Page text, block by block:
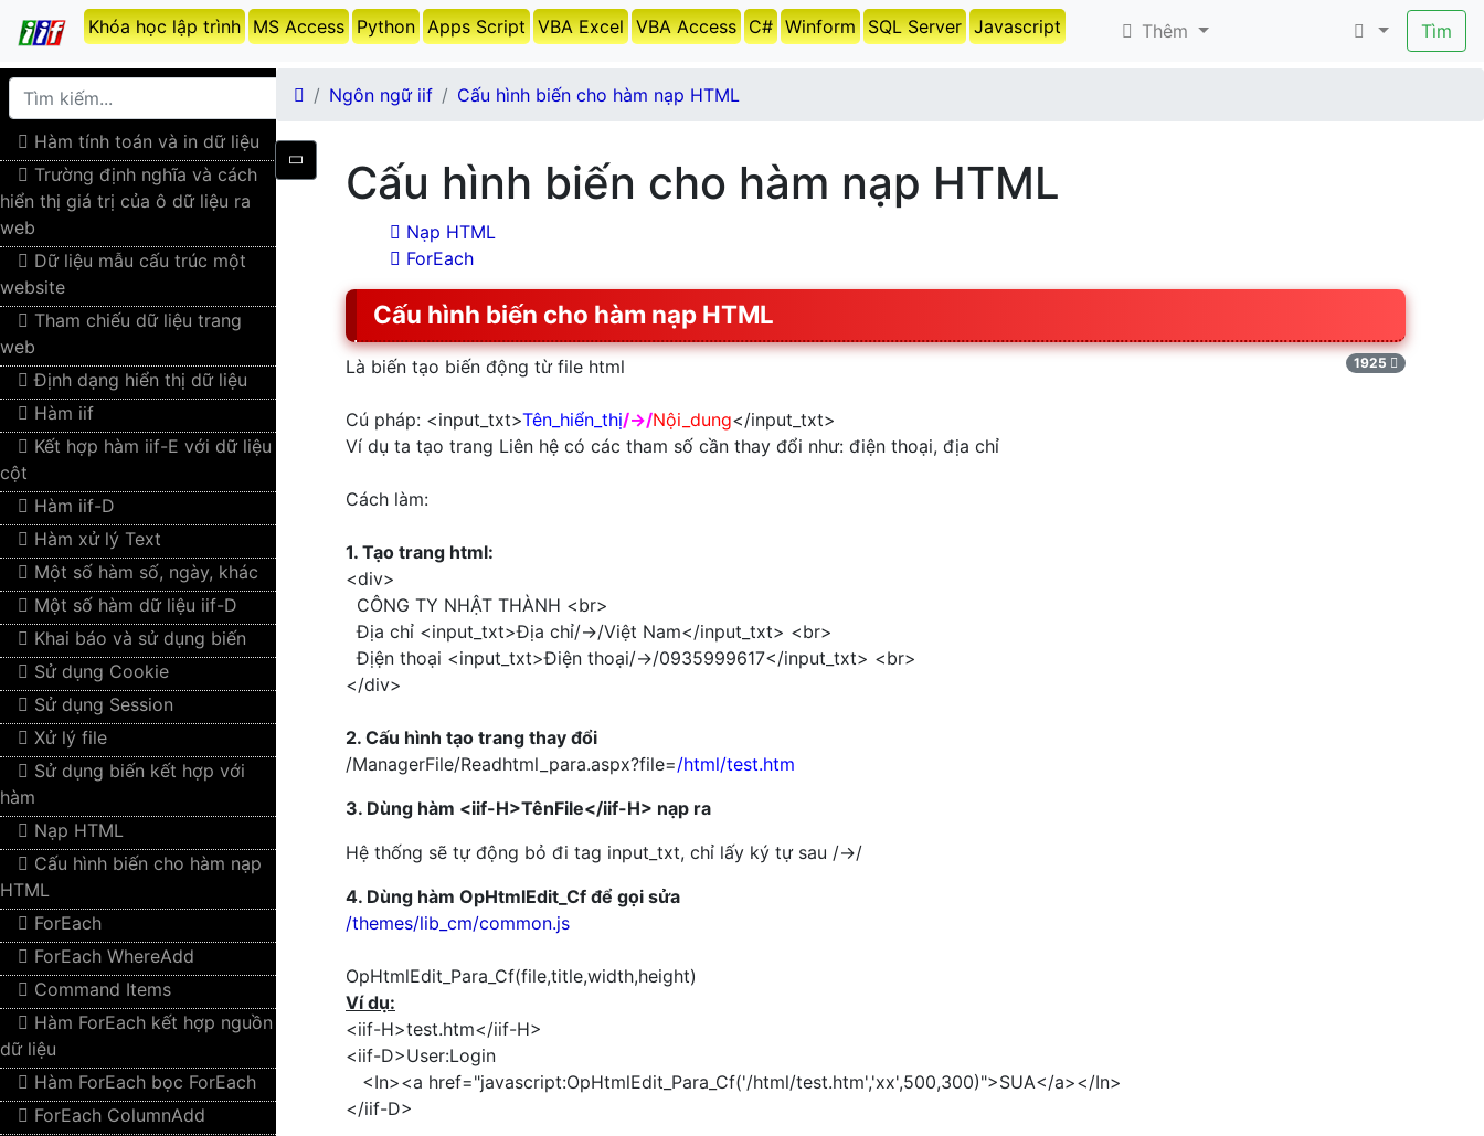
Khóa học lập trình MS Access Python Apps Script VBA Excel VBA Access C# Winform SQL Server Javascript Thêm Tìm
Hàm tính toán và in dữ liệu
Trường định nghĩa và cách
hiển thị giá trị của ô dữ liệu ra
web
Dữ liệu mẫu cấu trúc một
website
Tham chiếu dữ liệu trang
web
Định dạng hiển thị dữ liệu
Hàm iif
Kết hợp hàm iif-E với dữ liệu
cột
Hàm iif-D
Hàm xử lý Text
Một số hàm số, ngày, khác
Một số hàm dữ liệu iif-D
Khai báo và sử dụng biến
Sử dụng Cookie
Sử dụng Session
Xử lý file
Sử dụng biến kết hợp với
hàm
Nạp HTML
Cấu hình biến cho hàm nạp
HTML
ForEach
ForEach WhereAdd
Command Items
Hàm ForEach kết hợp nguồn
dữ liệu
Hàm ForEach bọc ForEach
ForEach ColumnAdd
Ngôn ngữ iif Cấu hình biến cho hàm nạp HTML
Cấu hình biến cho hàm nạp HTML
Nạp HTML
ForEach
Cấu hình biến cho hàm nạp HTML
1925
Là biến tạo biến động từ file html
Cú pháp: <input_txt>Tên_hiển_thị/->/Nội_dung</input_txt>
Ví dụ ta tạo trang Liên hệ có các tham số cần thay đổi như: điện thoại, địa chỉ
Cách làm:
1. Tạo trang html:
<div>
CÔNG TY NHẬT THÀNH <br>
Địa chỉ <input_txt>Địa chỉ/->/Việt Nam</input_txt> <br>
Địện thoại <input_txt>Điện thoại/->/0935999617</input_txt> <br>
</div>
2. Cấu hình tạo trang thay đổi
/ManagerFile/Readhtml_para.aspx?file=/html/test.htm
3. Dùng hàm <iif-H>TênFile</iif-H> nạp ra
Hệ thống sẽ tự động bỏ đi tag input_txt, chỉ lấy ký tự sau /->/
4. Dùng hàm OpHtmlEdit_Cf để gọi sửa
/themes/lib_cm/common.js
OpHtmlEdit_Para_Cf(file,title,width,height)
Ví dụ:
<iif-H>test.htm</iif-H>
<iif-D>User:Login
<In><a href="javascript:OpHtmlEdit_Para_Cf('/html/test.htm','xx',500,300)">SUA</a></In>
</iif-D>